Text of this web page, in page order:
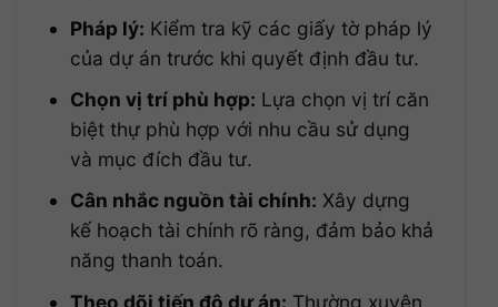
Pháp lý: Kiểm tra kỹ các giấy tờ pháp lý
của dự án trước khi quyết định đầu tư.
Chọn vị trí phù hợp: Lựa chọn vị trí căn
biệt thự phù hợp với nhu cầu sử dụng
và mục đích đầu tư.
Cân nhắc nguồn tài chính: Xây dựng
kế hoạch tài chính rõ ràng, đảm bảo khả
năng thanh toán.
Theo dõi tiến độ dự án: Thường xuyên